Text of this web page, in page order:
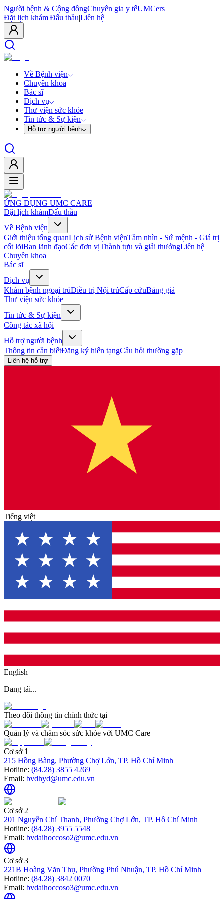
Người bệnh & Cộng đồngChuyên gia y tếUMCers
Đặt lịch khám|Đấu thầu|Liên hệ
Về Bệnh viện
Chuyên khoa
Bác sĩ
Dịch vụ
Thư viện sức khỏe
Tin tức & Sự kiện
Hỗ trợ người bệnh
ỨNG DỤNG UMC CARE
Đặt lịch khámĐấu thầu
Về Bệnh viện
Giới thiệu tổng quanLịch sử Bệnh việnTầm nhìn - Sứ mệnh - Giá trị
cốt lõiBan lãnh đạoCác đơn vịThành tựu và giải thưởngLiên hệ
Chuyên khoa
Bác sĩ
Dịch vụ
Khám bệnh ngoại trúĐiều trị Nội trúCấp cứuBảng giá
Thư viện sức khỏe
Tin tức & Sự kiện
Công tác xã hội
Hỗ trợ người bệnh
Thông tin cần biếtĐăng ký hiến tạngCâu hỏi thường gặp
Liên hệ hỗ trợ
Tiếng việt
English
Đang tải...
Theo dõi thông tin chính thức tại
Quản lý và chăm sóc sức khỏe với UMC Care
Cơ sở 1
215 Hồng Bàng, Phường Chợ Lớn, TP. Hồ Chí Minh
Hotline: (84.28) 3855 4269
Email: bvdhyd@umc.edu.vn
Cơ sở 2
201 Nguyễn Chí Thanh, Phường Chợ Lớn, TP. Hồ Chí Minh
Hotline: (84.28) 3955 5548
Email: bvdaihoccoso2@umc.edu.vn
Cơ sở 3
221B Hoàng Văn Thụ, Phường Phú Nhuận, TP. Hồ Chí Minh
Hotline: (84.28) 3842 0070
Email: bvdaihoccoso3@umc.edu.vn